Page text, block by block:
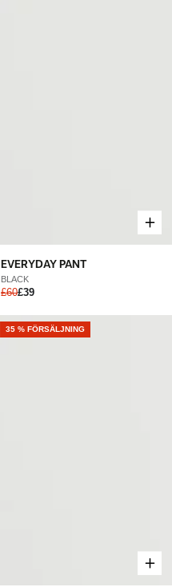
EVERYDAY PANT
BLACK
£60£39
NEW
35 % FÖRSÄLJNING